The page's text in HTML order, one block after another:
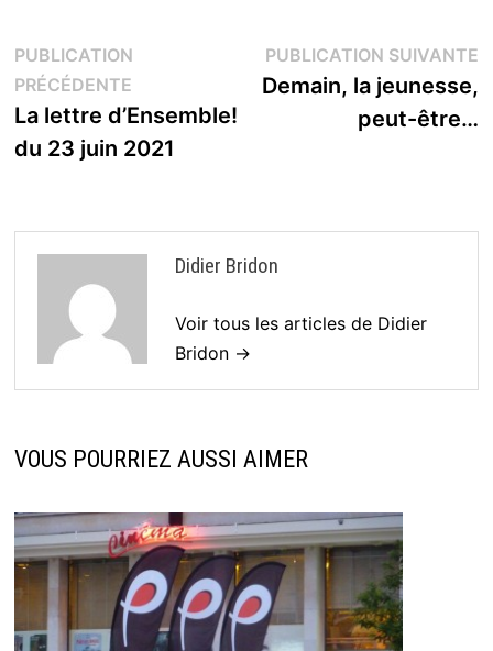
Navigation
de
l’article
PUBLICATION
PRÉCÉDENTEPublication
précédente :
La lettre d’Ensemble!
du 23 juin 2021
PUBLICATION SUIVANTE
Demain, la jeunesse,
peut-être…
Didier Bridon
Voir tous les articles de Didier
Bridon →
VOUS POURRIEZ AUSSI AIMER